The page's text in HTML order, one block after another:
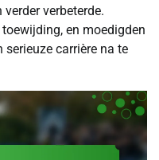
verbeterde.
en moedigden
carrière na te